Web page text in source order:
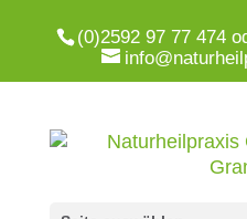
(0)2592 97 77 474